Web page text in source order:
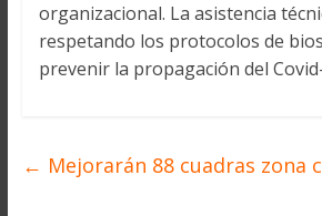
organizacional. La asistencia
respetando los protocolos de
prevenir la propagación del
← Mejorarán 88 cuadras zona